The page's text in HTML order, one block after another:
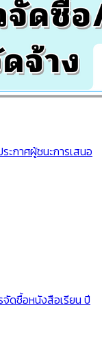
ะกาศผู้ชนะการเสนอ
ดซื้อหนังสือเรียน ปี